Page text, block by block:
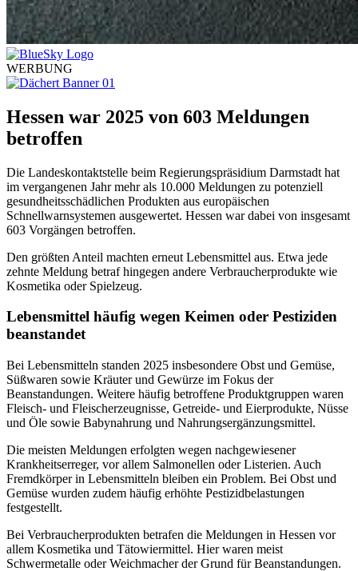
WERBUNG
Hessen war 2025 von 603 Meldungen
betroffen
Die Landeskontaktstelle beim Regierungspräsidium Darmstadt hat
im vergangenen Jahr mehr als 10.000 Meldungen zu potenziell
gesundheitsschädlichen Produkten aus europäischen
Schnellwarnsystemen ausgewertet. Hessen war dabei von insgesamt
603 Vorgängen betroffen.
Den größten Anteil machten erneut Lebensmittel aus. Etwa jede
zehnte Meldung betraf hingegen andere Verbraucherprodukte wie
Kosmetika oder Spielzeug.
Lebensmittel häufig wegen Keimen oder Pestiziden
beanstandet
Bei Lebensmitteln standen 2025 insbesondere Obst und Gemüse,
Süßwaren sowie Kräuter und Gewürze im Fokus der
Beanstandungen. Weitere häufig betroffene Produktgruppen waren
Fleisch- und Fleischerzeugnisse, Getreide- und Eierprodukte, Nüsse
und Öle sowie Babynahrung und Nahrungsergänzungsmittel.
Die meisten Meldungen erfolgten wegen nachgewiesener
Krankheitserreger, vor allem Salmonellen oder Listerien. Auch
Fremdkörper in Lebensmitteln bleiben ein Problem. Bei Obst und
Gemüse wurden zudem häufig erhöhte Pestizidbelastungen
festgestellt.
Bei Verbraucherprodukten betrafen die Meldungen in Hessen vor
allem Kosmetika und Tätowiermittel. Hier waren meist
Schwermetalle oder Weichmacher der Grund für Beanstandungen.